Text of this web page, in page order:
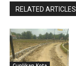
RELATED ARTICLES